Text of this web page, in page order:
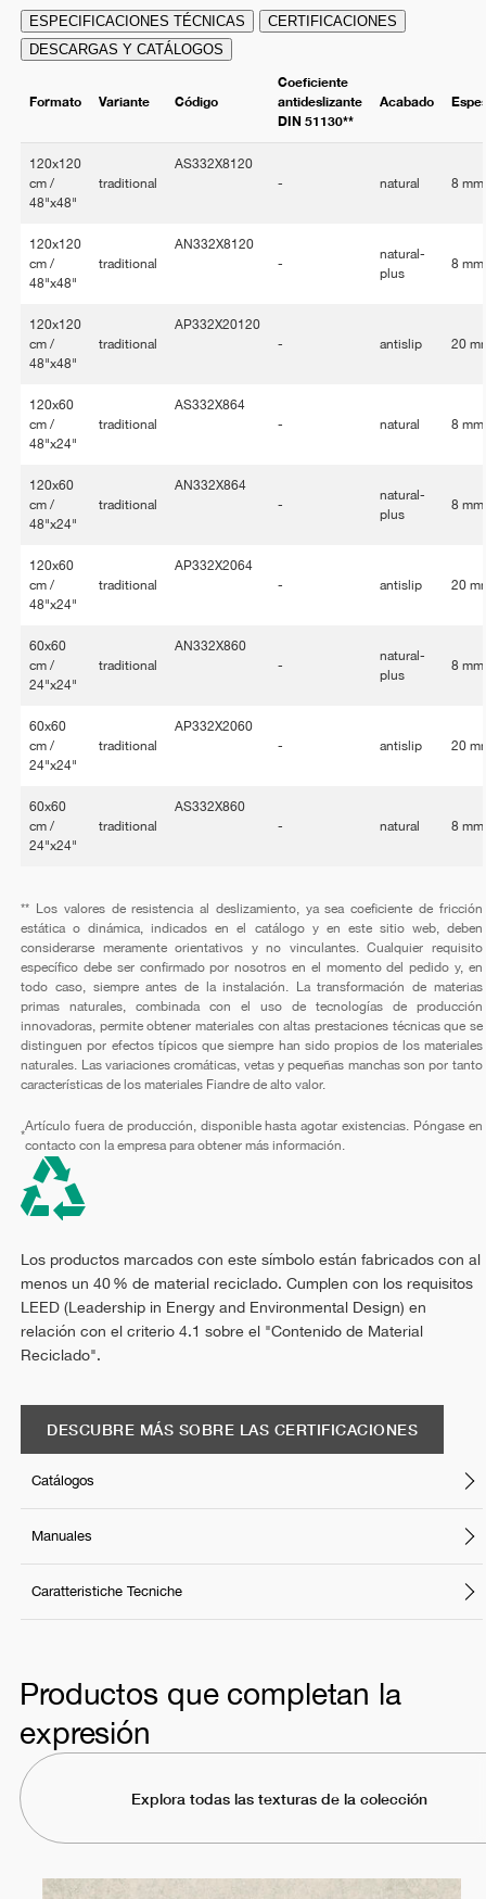
ESPECIFICACIONES TÉCNICAS
CERTIFICACIONES
DESCARGAS Y CATÁLOGOS
Formato Variante Código
Coeficiente
antideslizante
DIN 51130**
Acabado
120x120
cm /
48"x48"
traditional
AS332X8120
-
natural 8 mm
120x120
cm /
48"x48"
traditional
AN332X8120
-
natural-
plus
8 mm
120x120
cm /
48"x48"
traditional
AP332X20120
-
antislip 20
120x60
cm /
48"x24"
traditional
AS332X864
-
natural 8 mm
120x60
cm /
48"x24"
traditional
AN332X864
-
natural-
plus
8 mm
120x60
cm /
48"x24"
traditional
AP332X2064
-
antislip 20
60x60
cm /
24"x24"
traditional
AN332X860
-
natural-
plus
8 mm
60x60
cm /
24"x24"
traditional
AP332X2060
-
antislip 20
60x60
cm /
24"x24"
traditional
AS332X860
-
natural 8 mm
** Los valores de resistencia al deslizamiento, ya sea coeficiente de fricción
estática o dinámica, indicados en el catálogo y en este sitio web, deben
considerarse meramente orientativos y no vinculantes. Cualquier requisito
específico debe ser confirmado por nosotros en el momento del pedido y, en
todo caso, siempre antes de la instalación. La transformación de materias
primas naturales, combinada con el uso de tecnologías de producción
innovadoras, permite obtener materiales con altas prestaciones técnicas que se
distinguen por efectos típicos que siempre han sido propios de los materiales
naturales. Las variaciones cromáticas, vetas y pequeñas manchas son por tanto
características de los materiales Fiandre de alto valor.
*
Artículo fuera de producción, disponible hasta agotar existencias. Póngase en
contacto con la empresa para obtener más información.
Los productos marcados con este símbolo están fabricados con al
menos un 40 % de material reciclado. Cumplen con los requisitos
LEED (Leadership in Energy and Environmental Design) en
relación con el criterio 4.1 sobre el "Contenido de Material
Reciclado".
DESCUBRE MÁS SOBRE LAS CERTIFICACIONES
Catálogos
Manuales
Caratteristiche Tecniche
Productos que completan la
expresión
Explora todas las texturas de la colección